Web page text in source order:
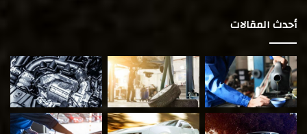
أحدث المقالات